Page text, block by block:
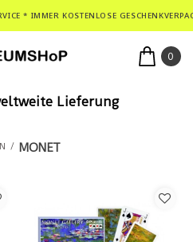
* IMMER KOSTENLOSE
0
Lieferung
/ MONET